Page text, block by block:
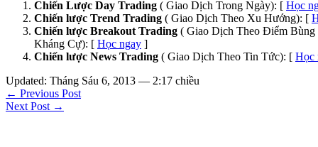
Chiến Lược Day Trading ( Giao Dịch Trong Ngày): [ Học
Chiến lược Trend Trading ( Giao Dịch Theo Xu Hướng): [
Chiến lược Breakout Trading ( Giao Dịch Theo Điểm Bùng
Kháng Cự): [ Học ngay ]
Chiến lược News Trading ( Giao Dịch Theo Tin Tức): [ Học
Updated: Tháng Sáu 6, 2013 — 2:17 chiều
← Previous Post
Next Post →